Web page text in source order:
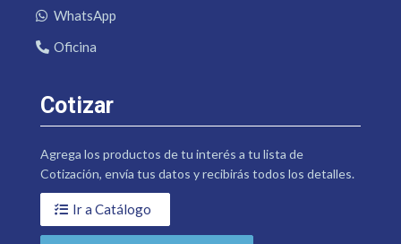
WhatsApp
Oficina
Cotizar
Agrega los productos de tu interés a tu lista de
Cotización, envía tus datos y recibirás todos los detalles.
Ir a Catálogo